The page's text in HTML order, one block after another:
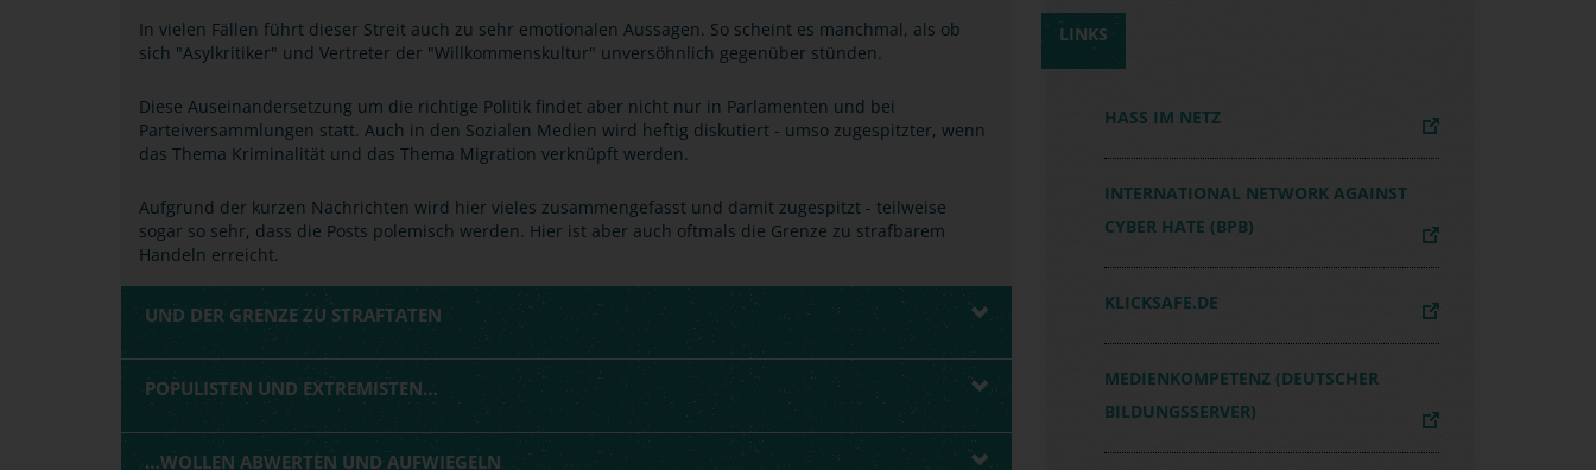
In vielen Fällen führt dieser Streit auch zu sehr emotionalen Aussagen. So scheint es manchmal, als ob
sich "Asylkritiker" und Vertreter der "Willkommenskultur" unversöhnlich gegenüber stünden.
Diese Auseinandersetzung um die richtige Politik findet aber nicht nur in Parlamenten und bei
Parteiversammlungen statt. Auch in den Sozialen Medien wird heftig diskutiert - umso zugespitzter, wenn
das Thema Kriminalität und das Thema Migration verknüpft werden.
Aufgrund der kurzen Nachrichten wird hier vieles zusammengefasst und damit zugespitzt - teilweise
sogar so sehr, dass die Posts polemisch werden. Hier ist aber auch oftmals die Grenze zu strafbarem
Handeln erreicht.
UND DER GRENZE ZU STRAFTATEN
POPULISTEN UND EXTREMISTEN…
…WOLLEN ABWERTEN UND AUFWIEGELN
LINKS
HASS IM NETZ
INTERNATIONAL NETWORK AGAINST
CYBER HATE (BPB)
KLICKSAFE.DE
MEDIENKOMPETENZ (DEUTSCHER
BILDUNGSSERVER)